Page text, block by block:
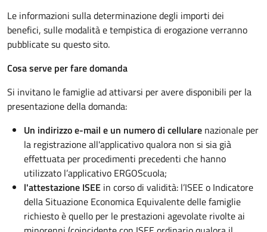
Le informazioni sulla determinazione degli importi dei
benefici, sulle modalità e tempistica di erogazione verranno
pubblicate su questo sito.
Cosa serve per fare domanda
Si invitano le famiglie ad attivarsi per avere disponibili per la
presentazione della domanda:
Un indirizzo e-mail e un numero di cellulare nazionale per
la registrazione all'applicativo qualora non si sia già
effettuata per procedimenti precedenti che hanno
utilizzato l’applicativo ERGOScuola;
l'attestazione ISEE in corso di validità: l’ISEE o Indicatore
della Situazione Economica Equivalente delle famiglie
richiesto è quello per le prestazioni agevolate rivolte ai